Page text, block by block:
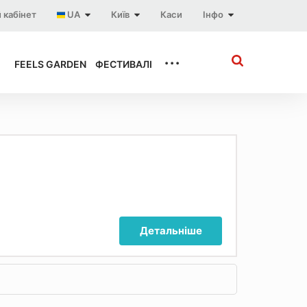
Інфо
Каси
Київ
UA
FEELS GARDEN ФЕСТИВАЛІ ...
Детальніше